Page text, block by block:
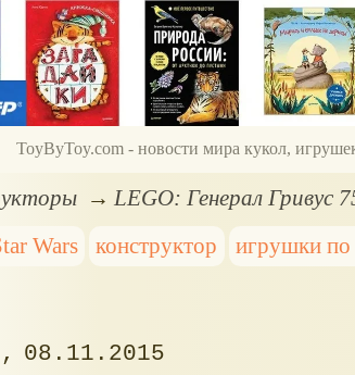
ToyByToy.com - новости мира кукол,
LEGO: Генерал Гривус
Wars конструктор игрушки
08.11.2015